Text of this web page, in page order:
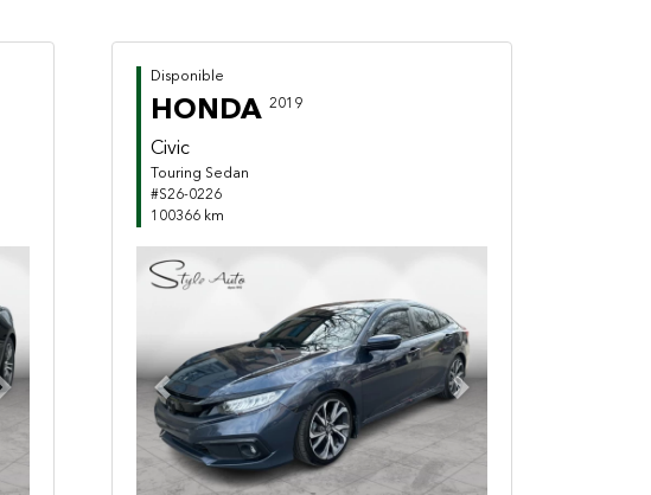
Next
Disponible
HONDA 2019
Civic
Touring Sedan
#S26-0226
100366 km
Previous Next